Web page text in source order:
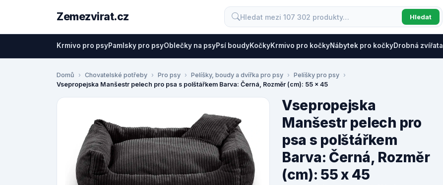
Zemezvirat.cz Hledat
Krmivo pro psyPamlsky pro psyOblečky na psyPsí boudyKočkyKrmivo pro kočkyNábytek pro kočkyDrobná zvířata
Domů Chovatelské potřeby Pro psy Pelíšky, boudy a dvířka pro psy
Pelíšky pro psy
Vsepropejska Manšestr pelech pro psa s polštářkem Barva: Černá, Rozměr (cm): 55 x 45
Vsepropejska
Manšestr pelech pro
psa s polštářkem
Barva: Černá, Rozměr
(cm): 55 x 45